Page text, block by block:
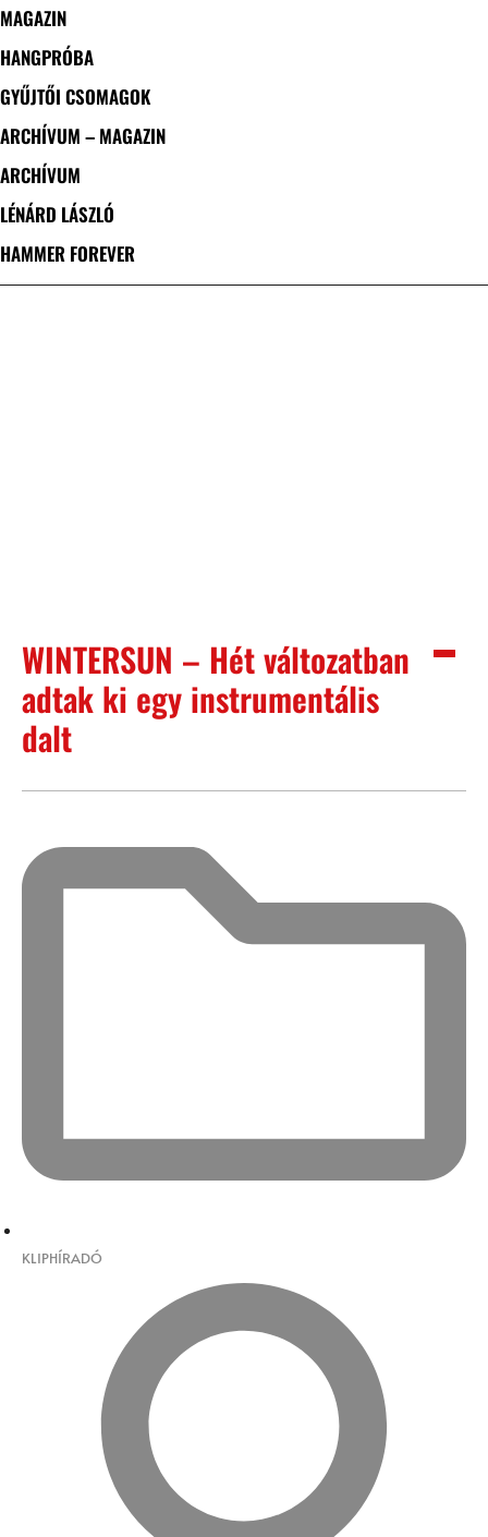
MAGAZIN
HANGPRÓBA
GYŰJTŐI CSOMAGOK
ARCHÍVUM – MAGAZIN
ARCHÍVUM
LÉNÁRD LÁSZLÓ
HAMMER FOREVER
WINTERSUN – Hét változatban
adtak ki egy instrumentális
dalt
KLIPHÍRADÓ